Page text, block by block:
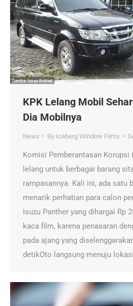
KPK Lelang Mobil
Dia Mobilnya
News By Iceberg Window Films
Komisi Pemberantasan Korupsi
lelang untuk berbagai barang
rampasannya. Kali ini, ada satu
menarik perhatian para calon
Isuzu Panther yang dihargai Rp
kaca film, karena penasaran
pada ajang yang
detikOto langsung menuju